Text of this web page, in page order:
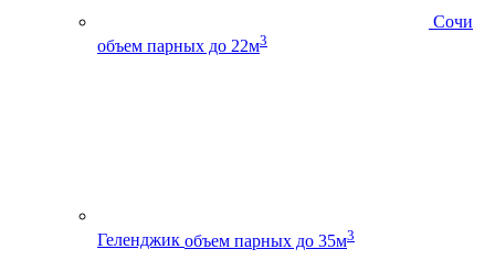
Сочи
объем парных до 22м3
Геленджик объем парных до 35м3